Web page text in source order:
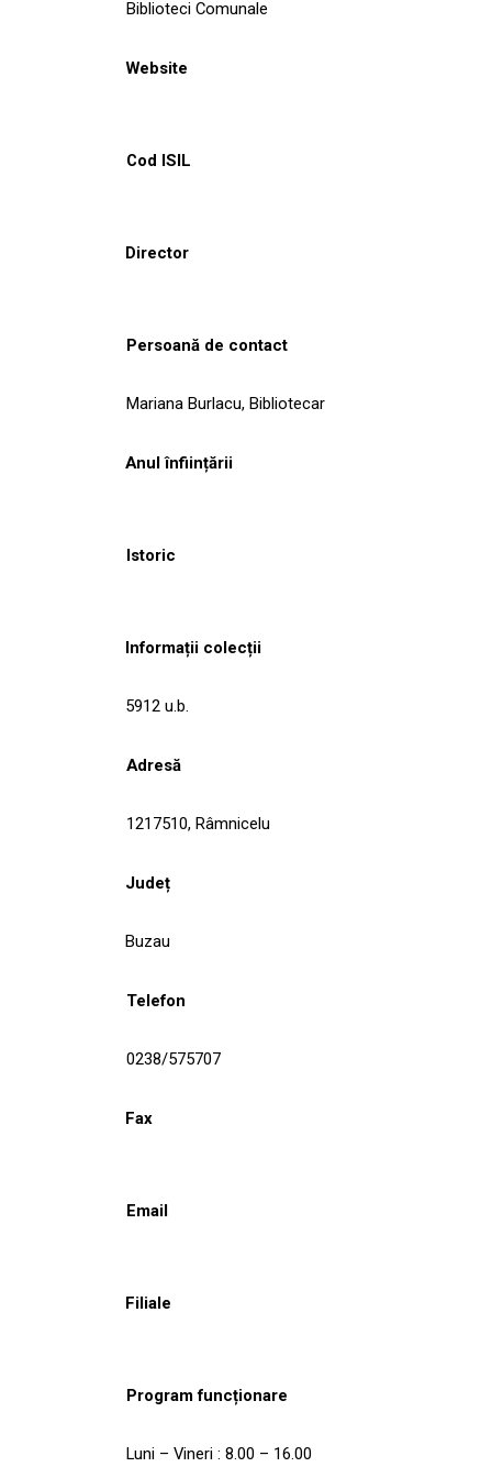
Biblioteci Comunale
Website
Cod ISIL
Director
Persoană de contact
Mariana Burlacu, Bibliotecar
Anul înființării
Istoric
Informații colecții
5912 u.b.
Adresă
1217510, Râmnicelu
Județ
Buzau
Telefon
0238/575707
Fax
Email
Filiale
Program funcționare
Luni – Vineri : 8.00 – 16.00